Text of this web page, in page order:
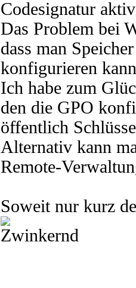
Codesignatur
Das Problem bei
dass man
konfigurieren
Ich habe zum
den die GPO
öffentlich
Alternativ kann
Remote-
Soweit nur kurz